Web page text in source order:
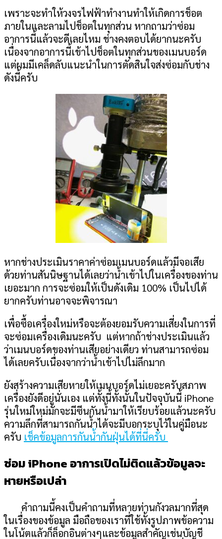
เพราะจะทำให้วงจรไฟฟ้าทำงานทำให้เกิดการช็อต
ภายในและลามไปช็อตในทุกส่วน หากถามว่าซ่อม
อาการนี้แล้วจะดีเลยไหม ช่างคงตอบได้ยากนะครับ
เนื่องจากอาการนี้เข้าไปช็อตในทุกส่วนของเมนบอร์ด
แต่ผมมีเคล็ดลับแนะนำในการตัดสินใจส่งซ่อมกับช่าง
ดังนี้ครับ
หากช่างประเมินราคาค่าซ่อมเมนบอร์ดแล้วมีจอเสีย
ด้วยท่านสันนิษฐานได้เลยว่าน้ำเข้าไปในเครื่องของท่าน
เยอะมาก การจะซ่อมให้เป็นดังเดิม 100% เป็นไปได้
ยากครับท่านอาจจะพิจารณา
เพื่อซื้อเครื่องใหม่หรือจะต้องยอมรับความเสี่ยงในการที่
จะซ่อมเครื่องเดิมนะครับ แต่หากถ้าช่างประเมินแล้ว
ว่าเมนบอร์ดของท่านเสียอย่างเดียว ท่านสามารถซ่อม
ได้เลยครับเนื่องจากว่าน้ำเข้าไปไม่ลึกมาก
ยังสร้างความเสียหายให้เมนบอร์ดไม่เยอะครับสภาพ
เครื่องยังดีอยู่นั่นเอง แต่ทั้งนี้ทั้งนั้นในปัจจุบันนี้ iPhone
รุ่นใหม่ใหม่มักจะมีซีนกันน้ำมาให้เรียบร้อยแล้วนะครับ
ความลึกที่สามารถกันน้ำได้จะมีบอกระบุไว้ในคู่มือนะ
ครับ เช็คข้อมูลการกันน้ำกันฝุ่นได้ที่นี่ครับ
ซ่อมiPhone อาการเปิดไม่ติดแล้วข้อมูลจะ
หายหรือเปล่า
คำถามนี้คงเป็นคำถามที่หลายท่านกังวลมากที่สุด
ในเรื่องของข้อมูล มือถือของเราที่ใช้ทั้งรูปภาพข้อความ
ในโน้ตแล้วก็ล็อกอินต่างๆและข้อมูลสำคัญเช่นบัญชี